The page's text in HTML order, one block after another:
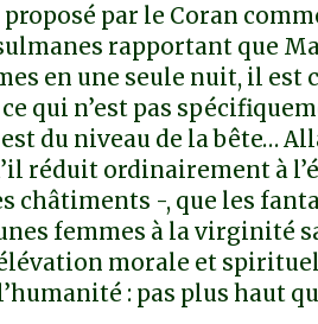
par le Coran
rapportant que
en une seule nuit, il est
qui n’est pas
du niveau de la bête…
réduit ordinairement à
châtiments -, que les
femmes à la virginité
morale et
: pas plus haut